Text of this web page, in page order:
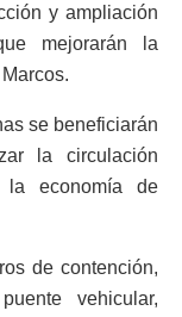
y ampliación
mejorarán la
se beneficiarán
la circulación
la economía de
de contención,
vehicular,